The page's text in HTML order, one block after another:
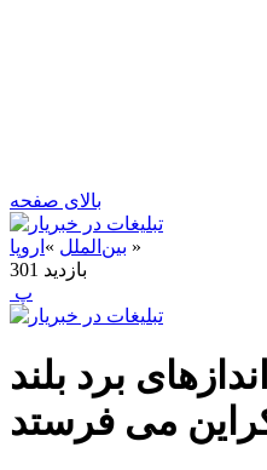
بالای صفحه
بین‌الملل » اروپا
»
301 بازدید
‍ پ
برد بلند
می فرستد